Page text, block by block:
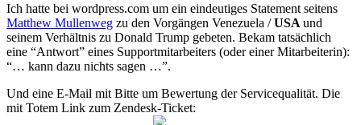
Ich hatte bei wordpress.com um ein eindeutiges Statement seitens
Matthew Mullenweg zu den Vorgängen Venezuela /USA und
seinem Verhältnis zu Donald Trump gebeten. Bekam tatsächlich
eine “Antwort” eines Supportmitarbeiters (oder einer Mitarbeiterin):
“… kann dazu nichts sagen …”.
Und eine E-Mail mit Bitte um Bewertung der Servicequalität. Die
mit Totem Link zum Zendesk-Ticket: